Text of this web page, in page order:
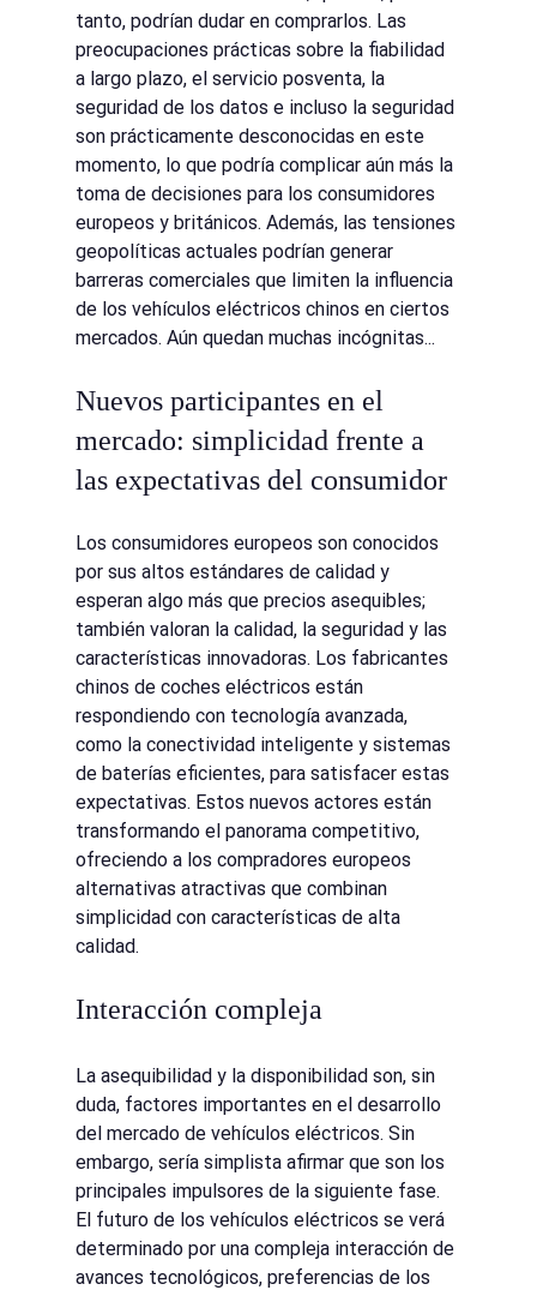
tanto, podrían dudar en comprarlos. Las
preocupaciones prácticas sobre la fiabilidad
a largo plazo, el servicio posventa, la
seguridad de los datos e incluso la seguridad
son prácticamente desconocidas en este
momento, lo que podría complicar aún más la
toma de decisiones para los consumidores
europeos y británicos. Además, las tensiones
geopolíticas actuales podrían generar
barreras comerciales que limiten la influencia
de los vehículos eléctricos chinos en ciertos
mercados. Aún quedan muchas incógnitas...
Nuevos participantes en el
mercado: simplicidad frente a
las expectativas del consumidor
Los consumidores europeos son conocidos
por sus altos estándares de calidad y
esperan algo más que precios asequibles;
también valoran la calidad, la seguridad y las
características innovadoras. Los fabricantes
chinos de coches eléctricos están
respondiendo con tecnología avanzada,
como la conectividad inteligente y sistemas
de baterías eficientes, para satisfacer estas
expectativas. Estos nuevos actores están
transformando el panorama competitivo,
ofreciendo a los compradores europeos
alternativas atractivas que combinan
simplicidad con características de alta
calidad.
Interacción compleja
La asequibilidad y la disponibilidad son, sin
duda, factores importantes en el desarrollo
del mercado de vehículos eléctricos. Sin
embargo, sería simplista afirmar que son los
principales impulsores de la siguiente fase.
El futuro de los vehículos eléctricos se verá
determinado por una compleja interacción de
avances tecnológicos, preferencias de los